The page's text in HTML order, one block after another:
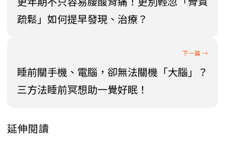
疏鬆」如何提早發現、治療？
睡前關手機、電腦，卻無法關機「大腦」？
三方法睡前冥想助一覺好眠！
延伸閱讀